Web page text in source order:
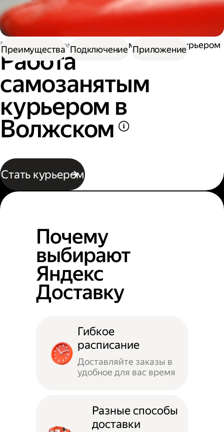
Работа курьером Работа самозанятым курьером
Работа
самозанятым
курьером в
Волжском
Стать курьером
Преимущества Подключение Приложение
Почему
выбирают
Яндекс
Доставку
Гибкое
расписание
Доставляйте заказы в
удобное для вас время
Разные способы
доставки